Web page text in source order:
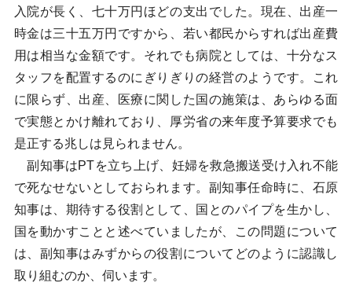
入院が長く、七十万円ほどの支出でした。現在、出産一
時金は三十五万円ですから、若い都民からすれば出産費
用は相当な金額です。それでも病院としては、十分なス
タッフを配置するのにぎりぎりの経営のようです。これ
に限らず、出産、医療に関した国の施策は、あらゆる面
で実態とかけ離れており、厚労省の来年度予算要求でも
是正する兆しは見られません。
副知事はPTを立ち上げ、妊婦を救急搬送受け入れ不能
で死なせないとしておられます。副知事任命時に、石原
知事は、期待する役割として、国とのパイプを生かし、
国を動かすことと述べていましたが、この問題について
は、副知事はみずからの役割についてどのように認識し
取り組むのか、伺います。